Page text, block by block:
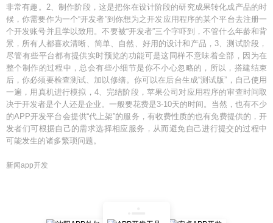
非常有趣。2、制作阶段，这是把你在设计阶段的研究成果转化成产品的时
候，你需要作为一个“开发者”到你想为之开发应用程序的某个平台去注册一
个开发账号并且学以致用。不要被“开发者”三个字吓到，不管什么年龄和背
景，所有人都喜欢清晰、简单、自然、好用的设计和产品，3、测试阶段，
尽管有些平台都有提供实时预览的功能可是这同样不意味着全部，因为在
整个制作的过程中，总会有些小细节是你不小心忽略的，所以，搭建结束
后，你必须要检查测试、加以修缮。你可以在后台生成“测试版”，自己使用
一遍，用真机进行模拟，4、完结阶段，苹果公司对应用程序的审查时间取
决于开发者是个人还是企业。一般要花费是3-10天的时间。当然，也有不少
的APP开发平台会提供“代上架”的服务，有收费性质的也有免费提供的，开
发者们可根据自己的需求选择相应服务，从而避免自己进行提交的过程中
可能发生的诸多繁琐问题。
新闻app开发